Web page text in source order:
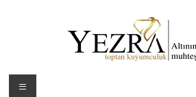
Yezra
Menü